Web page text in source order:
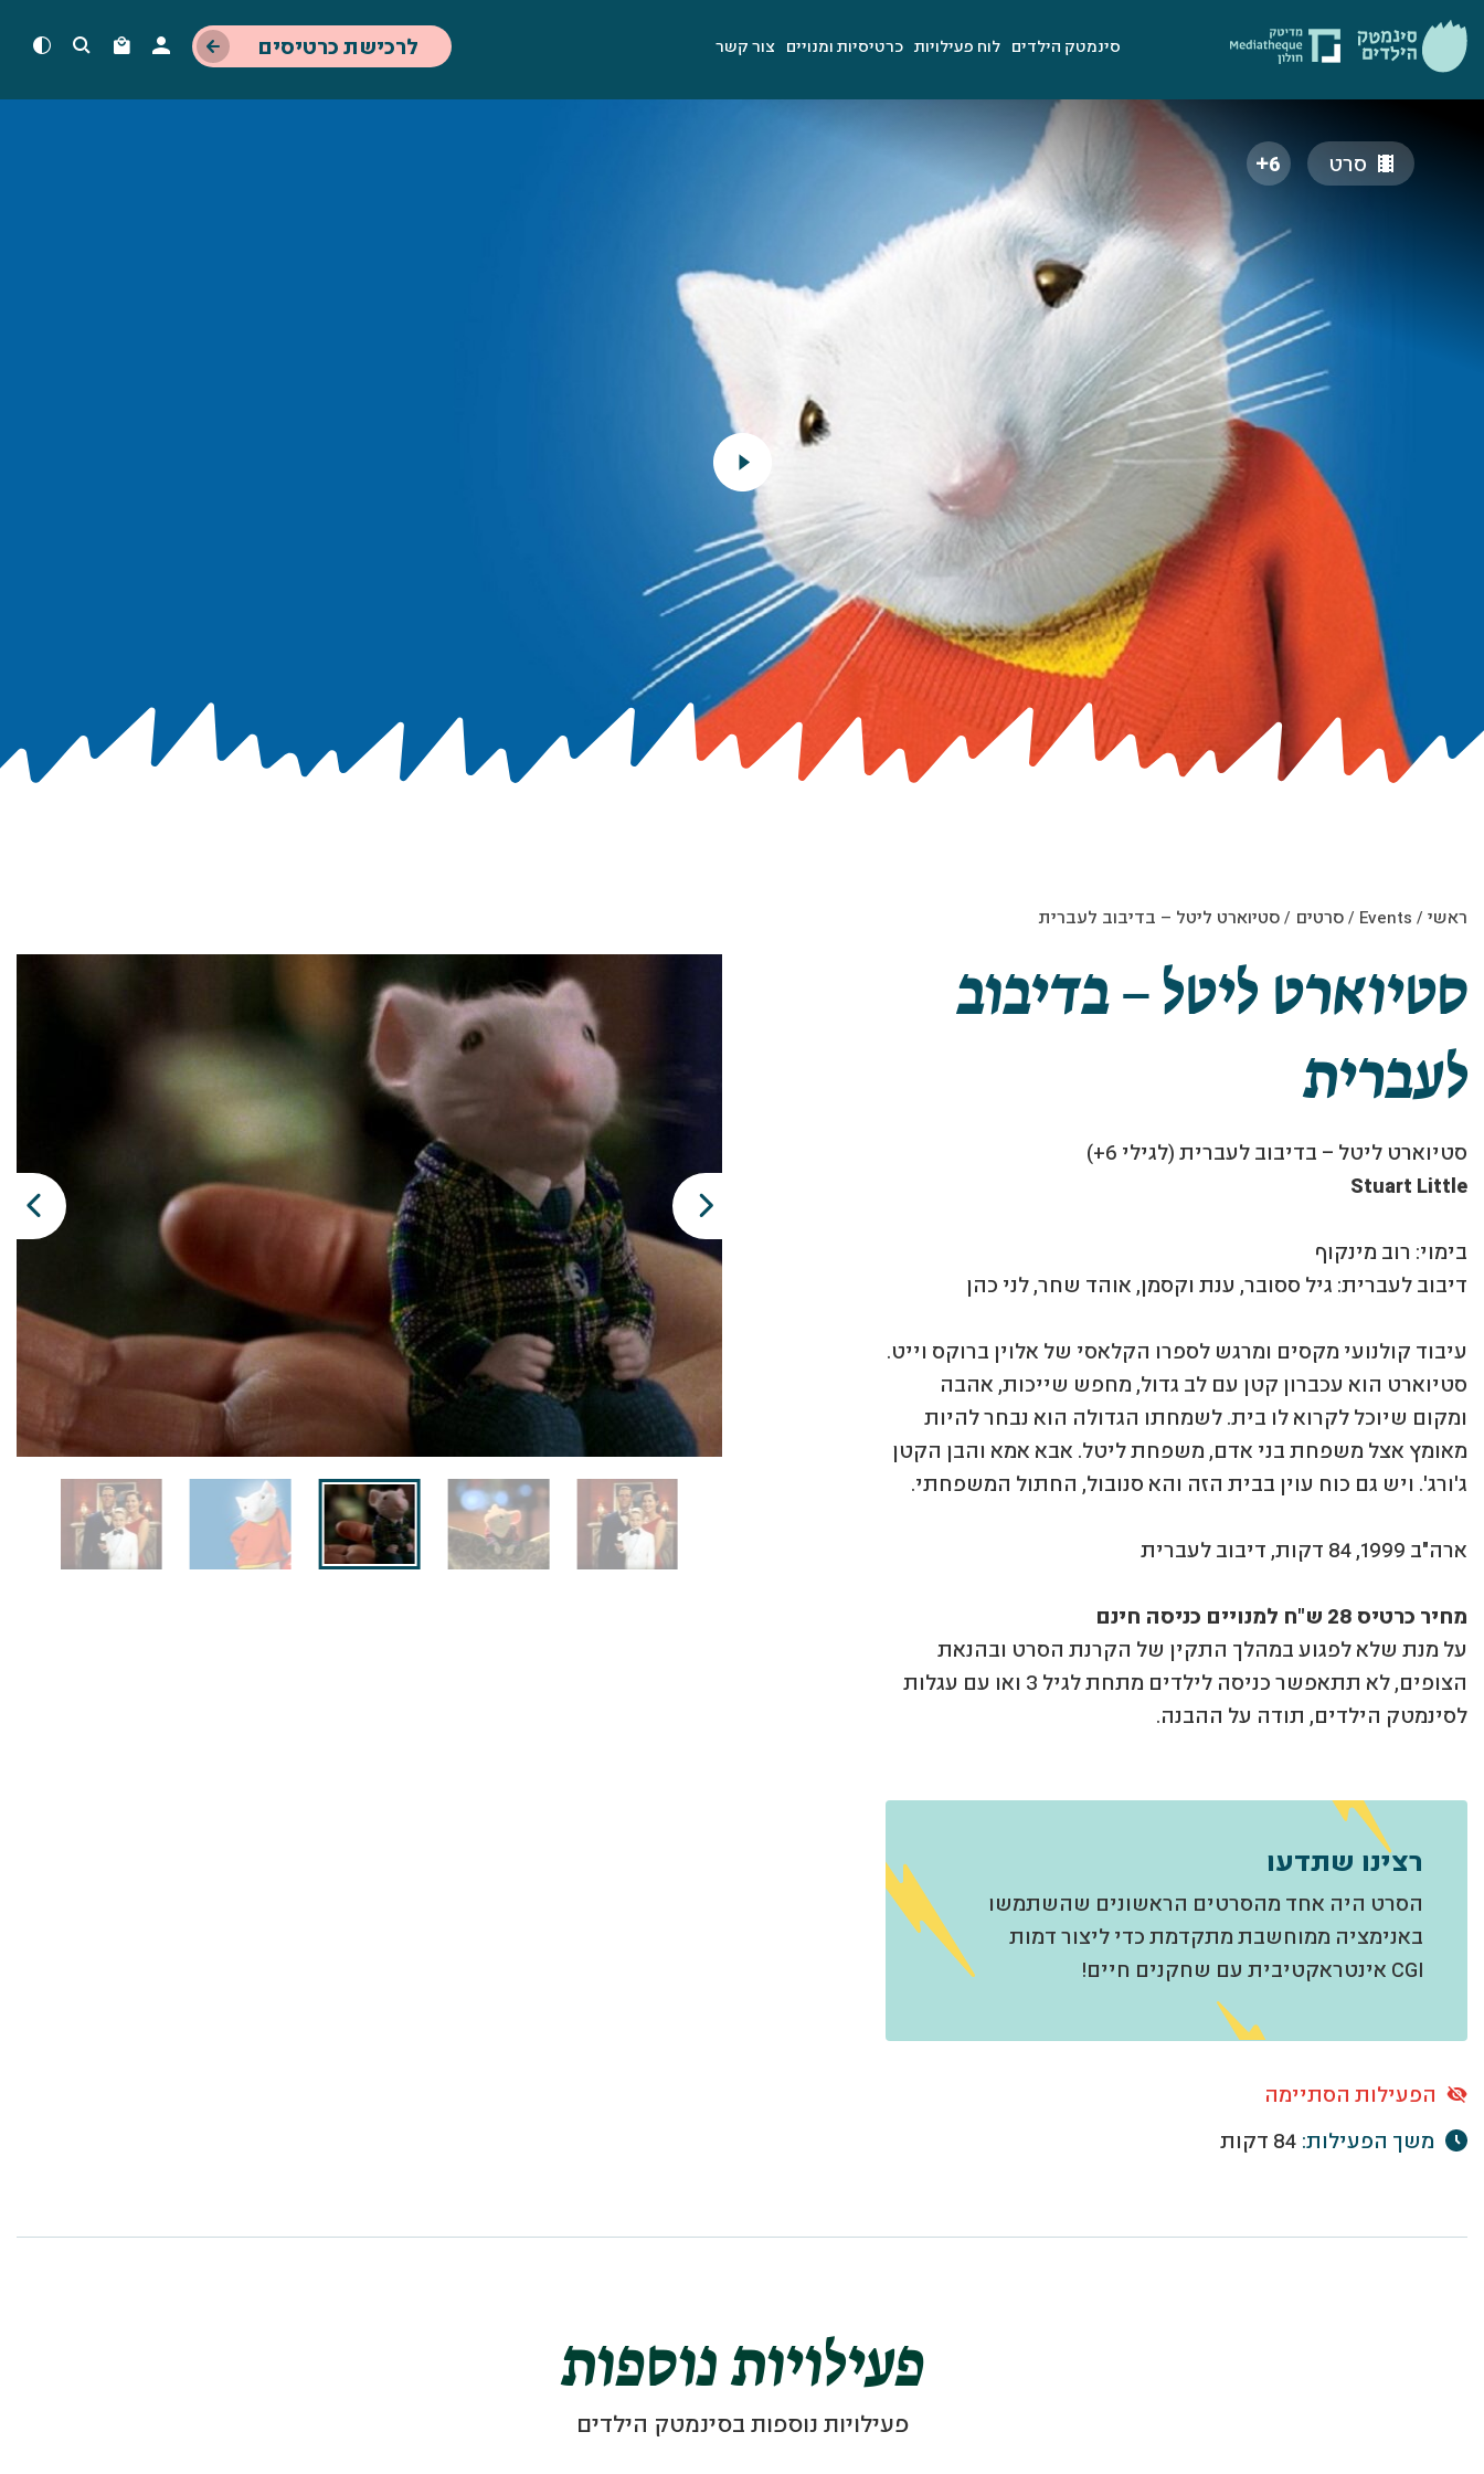
סינמטק הילדים לוח פעילויות כרטיסיות ומנויים צור קשר לרכישת כרטיסים
סרט 6
ראשי /
Events
/ סרטים / סטיוארט ליטל – בדיבוב לעברית
סטיוארט ליטל – בדיבוב
לעברית
סטיוארט ליטל – בדיבוב לעברית (לגילי 6+)
Stuart Little
בימוי: רוב מינקוף
דיבוב לעברית: גיל ססובר, ענת וקסמן, אוהד שחר, לני כהן
עיבוד קולנועי מקסים ומרגש לספרו הקלאסי של אלוין ברוקס וייט.
סטיוארט הוא עכברון קטן עם לב גדול, מחפש שייכות, אהבה
ומקום שיוכל לקרוא לו בית. לשמחתו הגדולה הוא נבחר להיות
מאומץ אצל משפחת בני אדם, משפחת ליטל. אבא אמא והבן הקטן
ג'ורג'. ויש גם כוח עוין בבית הזה והא סנובול, החתול המשפחתי.
ארה"ב 1999, 84 דקות, דיבוב לעברית
מחיר כרטיס 28 ש"ח למנויים כניסה חינם
על מנת שלא לפגוע במהלך התקין של הקרנת הסרט ובהנאת
הצופים, לא תתאפשר כניסה לילדים מתחת לגיל 3 ואו עם עגלות
לסינמטק הילדים, תודה על ההבנה.
רצינו שתדעו
הסרט היה אחד מהסרטים הראשונים שהשתמשו
באנימציה ממוחשבת מתקדמת כדי ליצור דמות
CGI אינטראקטיבית עם שחקנים חיים!
הפעילות הסתיימה
משך הפעילות: 84 דקות
פעילויות נוספות
פעילויות נוספות בסינמטק הילדים